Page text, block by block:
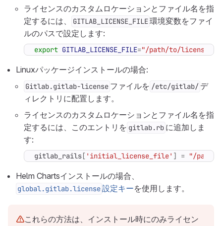
ライセンスのカスタムロケーションとファイル名を指
定するには、
GITLAB_LICENSE_FILE環境変数をファイ
ルのパスで設定します:
export GITLAB_LICENSE_FILE="/path/to/license/
Linuxパッケージインストールの場合:
Gitlab.gitlab-license ファイルを /etc/gitlab/ デ
ィレクトリに配置します。
ライセンスのカスタムロケーションとファイル名を指
定するには、このエントリを gitlab.rb に追加しま
す:
gitlab_rails[ 'initial_license_file' ] = "/path/
Helm Chartsインストールの場合、
global.gitlab.license設定キーを使用します。
これらの方法は、インストール時にのみライセン